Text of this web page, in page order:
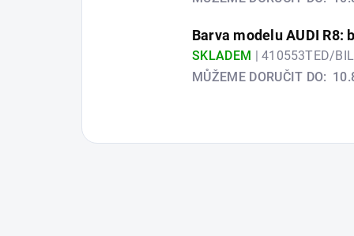
Barva modelu AUDI R8:
SKLADEM | 410553TED/BIL
MŮŽEME DORUČIT DO: